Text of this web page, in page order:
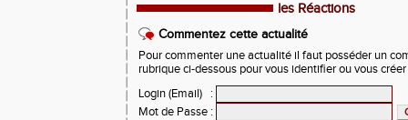
les Réactions
Commentez cette actualité
Pour commenter une actualité il faut posséder un
rubrique ci-dessous pour vous identifier ou vous
Login (Email)
:
Mot de Passe :